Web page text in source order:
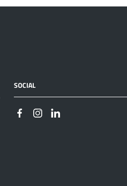
SOCIAL